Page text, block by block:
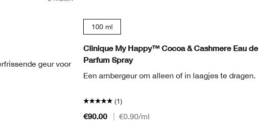
geur voor
100 ml
Clinique My Happy™ Cocoa & Cashmere Eau de
Parfum Spray
Een ambergeur om alleen of in laagjes te dragen.
(1)
€90.00 €0.90/ml